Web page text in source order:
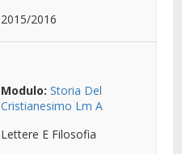
2015/2016
Modulo: Storia Del
Cristianesimo Lm A
Lettere E Filosofia